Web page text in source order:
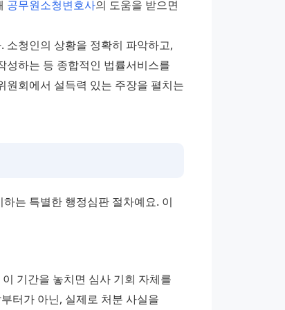
공무원소청변호사의 도움을 받으면
소청인의 상황을 정확히 파악하고,
성하는 등 종합적인 법률서비스를
회에서 설득력 있는 주장을 펼치는
는 특별한 행정심판 절차예요. 이
기간을 놓치면 심사 기회 자체를
터가 아닌, 실제로 처분 사실을